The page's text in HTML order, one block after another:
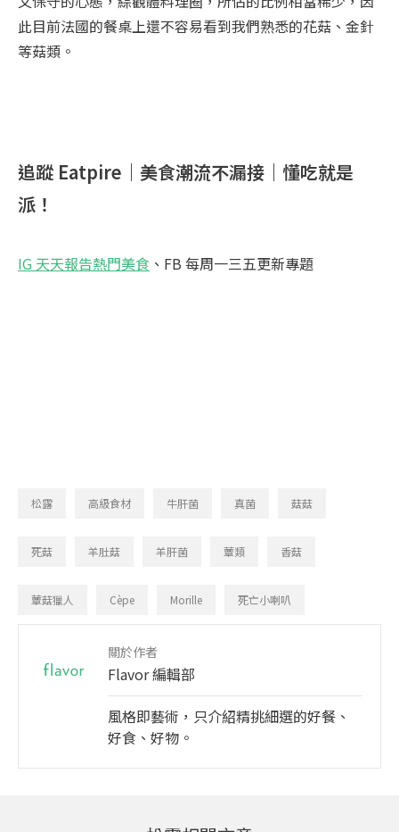
此目前法國的餐桌上還不容易看到我們熟悉的花菇、金針
等菇類。
追蹤 Eatpire｜美食潮流不漏接｜懂吃就是
派！
IG 天天報告熱門美食 、FB 每周一三五更新專題
松露 高級食材 牛肝菌 真菌 菇菇
死菇 羊肚菇 羊肝菌 蕈類 香菇
蕈菇獵人 Cèpe Morille 死亡小喇叭
關於作者
Flavor 編輯部
風格即藝術，只介紹精挑細選的好餐、
好食、好物。